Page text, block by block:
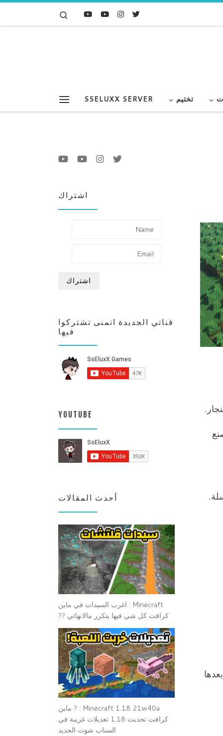
Skip to content
تختيم
SSELUXX SERVER
ما اعترض الطريق انه يجب ترقية مبنى اللامبر جاك الى لفل 3 وبعدها
اشتراك
قناتي الجديدة اتمنى تشتركوا
فيها
YOUTUBE
أحدث المقالات
Minecraft : اغرب السيدات في ماين
كرافت كل شي فيها يتكرر مالانهائي ??
Minecraft 1.18 21w40a : ? ماين
كرافت تحديث 1.18 تعديلات غريبة في
السناب شوت الجديد